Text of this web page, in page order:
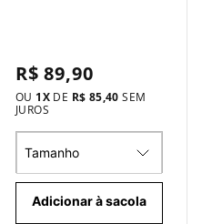
R$ 89,90
OU 1X DE R$ 85,40 SEM
JUROS
Tamanho
Adicionar à sacola